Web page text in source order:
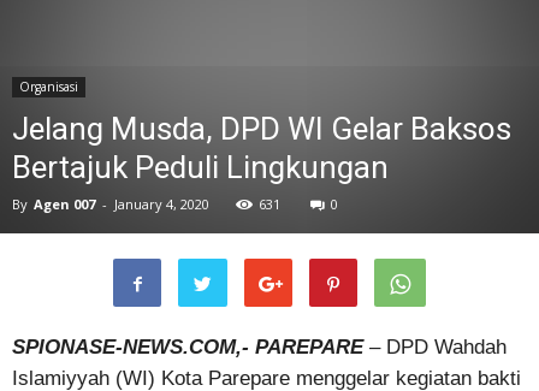
Organisasi
Jelang Musda, DPD WI Gelar Baksos
Bertajuk Peduli Lingkungan
By Agen 007 - January 4, 2020 631 0
SPIONASE-NEWS.COM,- PAREPARE– DPD Wahdah
Islamiyyah (WI) Kota Parepare menggelar kegiatan bakti